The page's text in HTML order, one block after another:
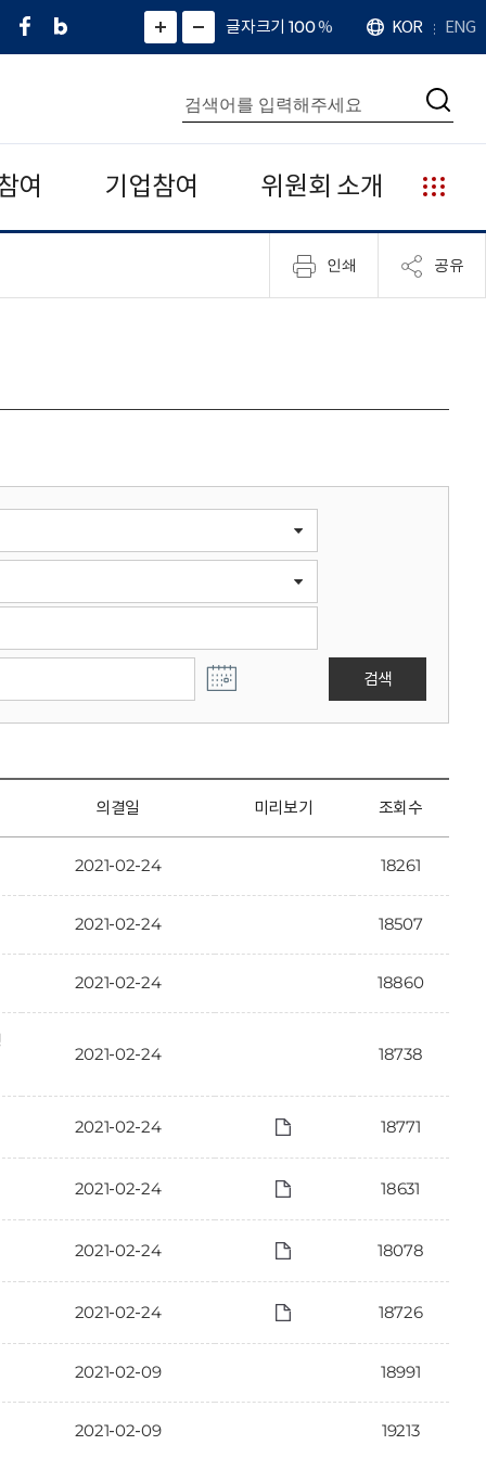
페
네
그
)
화
면
면
소
확
대
치
글자크기 100%
언
어
KOR ENG
통
합
검
색
검
여 기업참여 위원회 소개
누
리
집
안
인쇄 공유
검색
의결일 미리보기 조회수
2021-02-24 18261
2021-02-24 18507
2021-02-24 18860
2021-02-24 18738
2021-02-24 18771
2021-02-24 18631
2021-02-24 18078
2021-02-24 18726
2021-02-09 18991
2021-02-09 19213